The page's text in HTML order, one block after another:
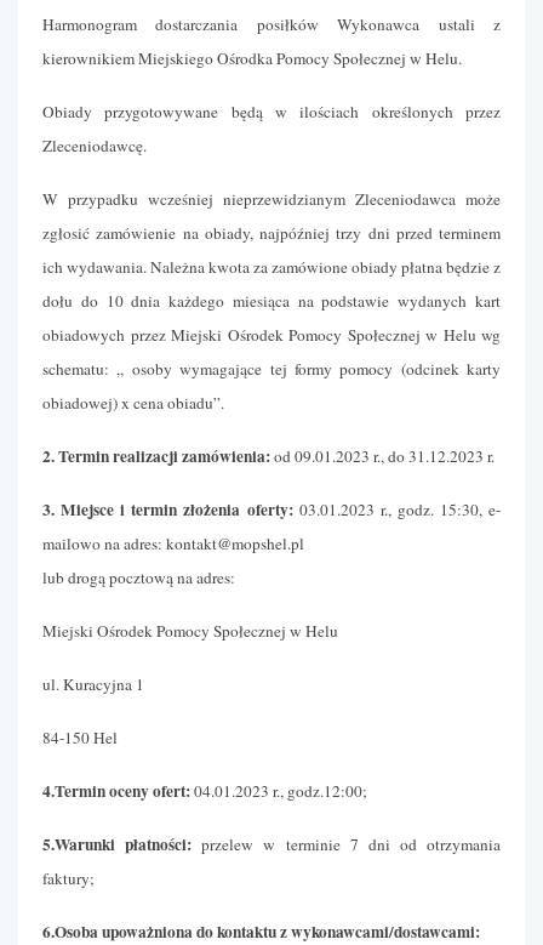
Harmonogram dostarczania posiłków Wykonawca ustali z
kierownikiem Miejskiego Ośrodka Pomocy Społecznej w Helu.
Obiady przygotowywane będą w ilościach określonych przez
Zleceniodawcę.
W przypadku wcześniej nieprzewidzianym Zleceniodawca może
zgłosić zamówienie na obiady, najpóźniej trzy dni przed terminem
ich wydawania. Należna kwota za zamówione obiady płatna będzie z
dołu do 10 dnia każdego miesiąca na podstawie wydanych kart
obiadowych przez Miejski Ośrodek Pomocy Społecznej w Helu wg
schematu: „ osoby wymagające tej formy pomocy (odcinek karty
obiadowej) x cena obiadu”.
2. Termin realizacji zamówienia:od 09.01.2023 r., do 31.12.2023 r.
3. Miejsce i termin złożenia oferty:03.01.2023 r., godz. 15:30, e-
mailowo na adres: kontakt@mopshel.pl
lub drogą pocztową na adres:
Miejski Ośrodek Pomocy Społecznej w Helu
ul. Kuracyjna 1
84-150 Hel
4.Termin oceny ofert:04.01.2023 r., godz.12:00;
5.Warunki płatności: przelew w terminie 7 dni od otrzymania
faktury;
6.Osoba upoważniona do kontaktu z wykonawcami/dostawcami: